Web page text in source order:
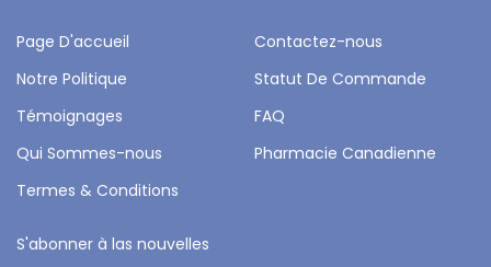
Page D'accueil
Contactez-nous
Notre Politique
Statut De Commande
Témoignages
FAQ
Qui Sommes-nous
Pharmacie Canadienne
Termes & Conditions
S'abonner à las nouvelles